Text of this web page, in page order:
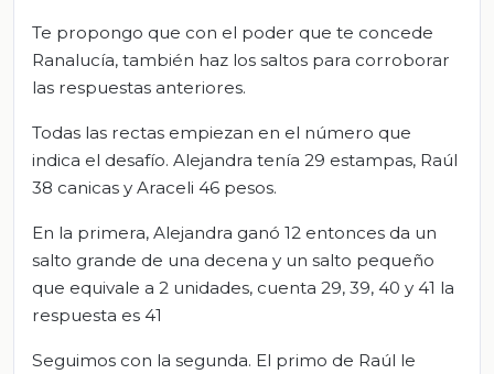
Te propongo que con el poder que te concede
Ranalucía, también haz los saltos para corroborar
las respuestas anteriores.
Todas las rectas empiezan en el número que
indica el desafío. Alejandra tenía 29 estampas, Raúl
38 canicas y Araceli 46 pesos.
En la primera, Alejandra ganó 12 entonces da un
salto grande de una decena y un salto pequeño
que equivale a 2 unidades, cuenta 29, 39, 40 y 41 la
respuesta es 41
Seguimos con la segunda. El primo de Raúl le